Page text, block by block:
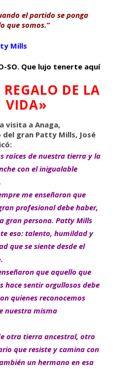
el partido se ponga
que somos.”
Mills
SO. Que lujo tenerte aquí
DE LA
VIDA»
visita a Anaga,
del gran Patty Mills, José
raíces de nuestra tierra y la
con el inigualable
me enseñaron que
profesional debe haber,
gran persona. Patty Mills
eso: talento, humildad y
que se siente desde el
que aquello que
hace sentir orgullosos debe
quienes reconocemos
nuestra misma
otra tierra ancestral, otro
que resiste y camina con
un hermano en esa